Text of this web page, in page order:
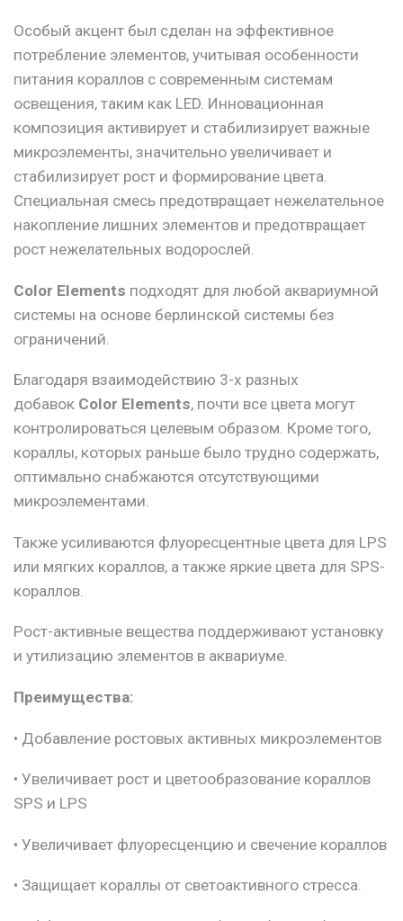
Особый акцент был сделан на эффективное
потребление элементов, учитывая особенности
питания кораллов с современным системам
освещения, таким как LED. Инновационная
композиция активирует и стабилизирует важные
микроэлементы, значительно увеличивает и
стабилизирует рост и формирование цвета.
Специальная смесь предотвращает нежелательное
накопление лишних элементов и предотвращает
рост нежелательных водорослей.
Color Elements подходят для любой аквариумной
системы на основе берлинской системы без
ограничений.
Благодаря взаимодействию 3-х разных
добавок Color Elements, почти все цвета могут
контролироваться целевым образом. Кроме того,
кораллы, которых раньше было трудно содержать,
оптимально снабжаются отсутствующими
микроэлементами.
Также усиливаются флуоресцентные цвета для LPS
или мягких кораллов, а также яркие цвета для SPS-
кораллов.
Рост-активные вещества поддерживают установку
и утилизацию элементов в аквариуме.
Преимущества:
• Добавление ростовых активных микроэлементов
• Увеличивает рост и цветообразование кораллов
SPS и LPS
• Увеличивает флуоресценцию и свечение кораллов
• Защищает кораллы от светоактивного стресса.